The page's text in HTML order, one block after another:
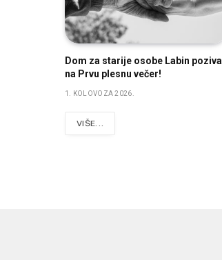
Dom za starije osobe Labin poziva
na Prvu plesnu večer!
1. KOLOVOZA 2026.
VIŠE...